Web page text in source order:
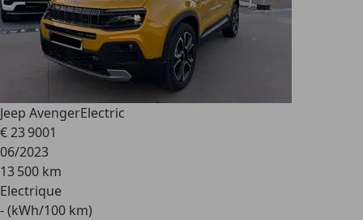
Jeep AvengerElectric
€ 23 9001
06/2023
13 500 km
Electrique
- (kWh/100 km)